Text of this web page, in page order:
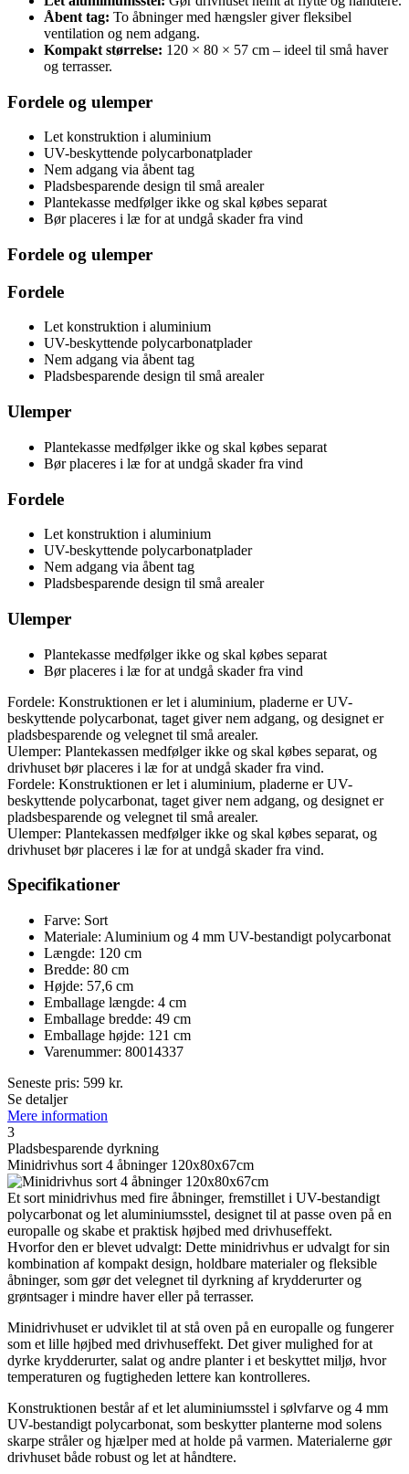
Åbent tag: To åbninger med hængsler giver fleksibel
ventilation og nem adgang.
Kompakt størrelse: 120 × 80 × 57 cm – ideel til små haver
og terrasser.
Fordele og ulemper
Let konstruktion i aluminium
UV-beskyttende polycarbonatplader
Nem adgang via åbent tag
Pladsbesparende design til små arealer
Plantekasse medfølger ikke og skal købes separat
Bør placeres i læ for at undgå skader fra vind
Fordele og ulemper
Fordele
Let konstruktion i aluminium
UV-beskyttende polycarbonatplader
Nem adgang via åbent tag
Pladsbesparende design til små arealer
Ulemper
Plantekasse medfølger ikke og skal købes separat
Bør placeres i læ for at undgå skader fra vind
Fordele
Let konstruktion i aluminium
UV-beskyttende polycarbonatplader
Nem adgang via åbent tag
Pladsbesparende design til små arealer
Ulemper
Plantekasse medfølger ikke og skal købes separat
Bør placeres i læ for at undgå skader fra vind
Fordele: Konstruktionen er let i aluminium, pladerne er UV-
beskyttende polycarbonat, taget giver nem adgang, og designet er
pladsbesparende og velegnet til små arealer.
Ulemper: Plantekassen medfølger ikke og skal købes separat, og
drivhuset bør placeres i læ for at undgå skader fra vind.
Fordele: Konstruktionen er let i aluminium, pladerne er UV-
beskyttende polycarbonat, taget giver nem adgang, og designet er
pladsbesparende og velegnet til små arealer.
Ulemper: Plantekassen medfølger ikke og skal købes separat, og
drivhuset bør placeres i læ for at undgå skader fra vind.
Specifikationer
Farve: Sort
Materiale: Aluminium og 4 mm UV-bestandigt polycarbonat
Længde: 120 cm
Bredde: 80 cm
Højde: 57,6 cm
Emballage længde: 4 cm
Emballage bredde: 49 cm
Emballage højde: 121 cm
Varenummer: 80014337
Seneste pris: 599 kr.
Se detaljer
Mere information
3
Pladsbesparende dyrkning
Minidrivhus sort 4 åbninger 120x80x67cm
Et sort minidrivhus med fire åbninger, fremstillet i UV-bestandigt
polycarbonat og let aluminiumsstel, designet til at passe oven på en
europalle og skabe et praktisk højbed med drivhuseffekt.
Hvorfor den er blevet udvalgt: Dette minidrivhus er udvalgt for sin
kombination af kompakt design, holdbare materialer og fleksible
åbninger, som gør det velegnet til dyrkning af krydderurter og
grøntsager i mindre haver eller på terrasser.
Minidrivhuset er udviklet til at stå oven på en europalle og fungerer
som et lille højbed med drivhuseffekt. Det giver mulighed for at
dyrke krydderurter, salat og andre planter i et beskyttet miljø, hvor
temperaturen og fugtigheden lettere kan kontrolleres.
Konstruktionen består af et let aluminiumsstel i sølvfarve og 4 mm
UV-bestandigt polycarbonat, som beskytter planterne mod solens
skarpe stråler og hjælper med at holde på varmen. Materialerne gør
drivhuset både robust og let at håndtere.